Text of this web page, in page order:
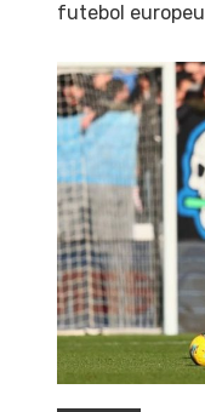
futebol europeu